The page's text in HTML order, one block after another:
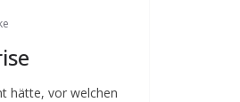
hätte, vor welchen